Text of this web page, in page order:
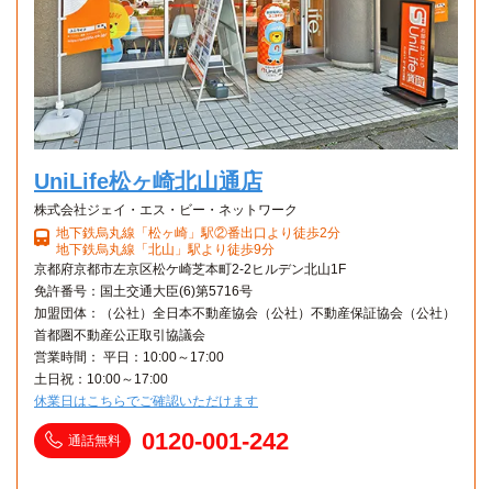
UniLife松ヶ崎北山通店
株式会社ジェイ・エス・ビー・ネットワーク
地下鉄烏丸線「松ヶ崎」駅②番出口より徒歩2分
地下鉄烏丸線「北山」駅より徒歩9分
京都府京都市左京区松ケ崎芝本町2-2ヒルデン北山1F
免許番号：国土交通大臣(6)第5716号
加盟団体：（公社）全日本不動産協会（公社）不動産保証協会（公社）
首都圏不動産公正取引協議会
営業時間： 平日：10:00～17:00
土日祝：10:00～17:00
休業日はこちらでご確認いただけます
通話無料 0120-001-242